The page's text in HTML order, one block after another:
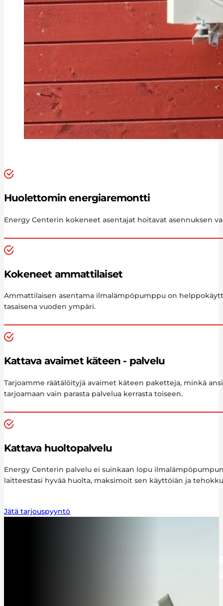
Huolettomin energiaremontti
Energy Centerin kokeneet asentajat hoitavat asennuksen
Kokeneet ammattilaiset
Ammattilaisen asentama ilmalämpöpumppu on
tasaisena vuoden ympäri.
Kattava avaimet käteen - palvelu
Tarjoamme räätälöityjä avaimet käteen paketteja, minkä
tarjoamaan vain parasta palvelua kerrasta toiseen.
Kattava huoltopalvelu
Energy Centerin palvelu ei suinkaan lopu
laitteestasi hyvää huolta, maksimoit sen käyttöiän ja
Jätä tarjouspyyntö